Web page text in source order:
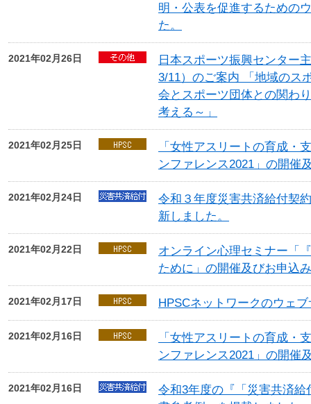
明・公表を促進するための
た。
2021年02月26日
日本スポーツ振興センター
3/11）のご案内 「地域のス
会とスポーツ団体との関わ
考える～」
2021年02月25日
「女性アスリートの育成・
ンファレンス2021」の開催
2021年02月24日
令和３年度災害共済給付契
新しました。
2021年02月22日
オンライン心理セミナー「
ために」の開催及びお申込
2021年02月17日 HPSCネットワークのウェ
2021年02月16日
「女性アスリートの育成・
ンファレンス2021」の開催
2021年02月16日
令和3年度の『「災害共済